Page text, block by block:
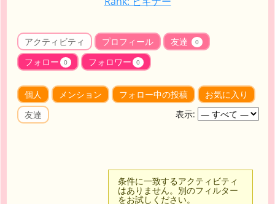
アクティビティ プロフィール 友達 0
フォロー 0 フォロワー 0
個人 メンション フォロー中の投稿
お気に入り
友達
表示:
条件に一致するアクティビティ
はありません。別のフィルター
をお試しください。